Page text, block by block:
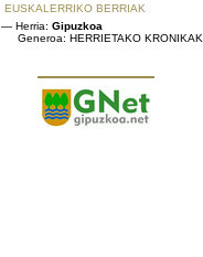
EUSKALERRIKO BERRIAK
— Herria: Gipuzkoa
Generoa: HERRIETAKO KRONIKAK